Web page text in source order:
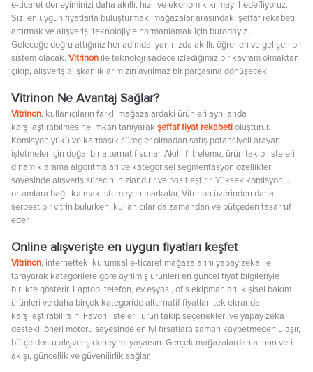
e-ticaret deneyiminizi daha akıllı, hızlı ve ekonomik kılmayı hedefliyoruz.
Sizi en uygun fiyatlarla buluşturmak, mağazalar arasındaki şeffaf rekabeti
artırmak ve alışverişi teknolojiyle harmanlamak için buradayız.
Geleceğe doğru attığınız her adımda; yanınızda akıllı, öğrenen ve gelişen bir
sistem olacak. Vitrinon ile teknoloji sadece izlediğimiz bir kavram olmaktan
çıkıp, alışveriş alışkanlıklarımızın ayrılmaz bir parçasına dönüşecek.
Vitrinon Ne Avantaj Sağlar?
Vitrinon, kullanıcıların farklı mağazalardaki ürünleri aynı anda
karşılaştırabilmesine imkan tanıyarak şeffaf fiyat rekabetioluşturur.
Komisyon yükü ve karmaşık süreçler olmadan satış potansiyeli arayan
işletmeler için doğal bir alternatif sunar. Akıllı filtreleme, ürün takip listeleri,
dinamik arama algoritmaları ve kategorisel segmentasyon özellikleri
sayesinde alışveriş sürecini hızlandırır ve basitleştirir. Yüksek komisyonlu
ortamlara bağlı kalmak istemeyen markalar, Vitrinon üzerinden daha
serbest bir vitrin bulurken, kullanıcılar da zamandan ve bütçeden tasarruf
eder.
Online alışverişte en uygun fiyatları keşfet
Vitrinon, internetteki kurumsal e-ticaret mağazalarını yapay zeka ile
tarayarak kategorilere göre ayrılmış ürünleri en güncel fiyat bilgileriyle
birlikte gösterir. Laptop, telefon, ev eşyası, ofis ekipmanları, kişisel bakım
ürünleri ve daha birçok kategoride alternatif fiyatları tek ekranda
karşılaştırabilirsin. Favori listeleri, ürün takip seçenekleri ve yapay zeka
destekli öneri motoru sayesinde en iyi fırsatlara zaman kaybetmeden ulaşır,
bütçe dostu alışveriş deneyimi yaşarsın. Gerçek mağazalardan alınan veri
akışı, güncellik ve güvenilirlik sağlar.